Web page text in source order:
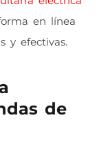
en línea
y efectivas.
de